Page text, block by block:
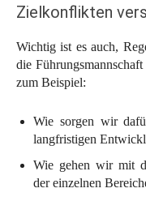
Zielkonflikten
Wichtig ist es auch,
die
zum Beispiel:
Wie sorgen wir
langfristigen
Wie gehen wir mit
der einzelnen